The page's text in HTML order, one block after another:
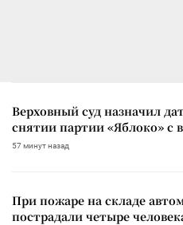
Верховный суд назначил
снятии партии «Яблоко» с
57 минут назад
При пожаре на складе
пострадали четыре